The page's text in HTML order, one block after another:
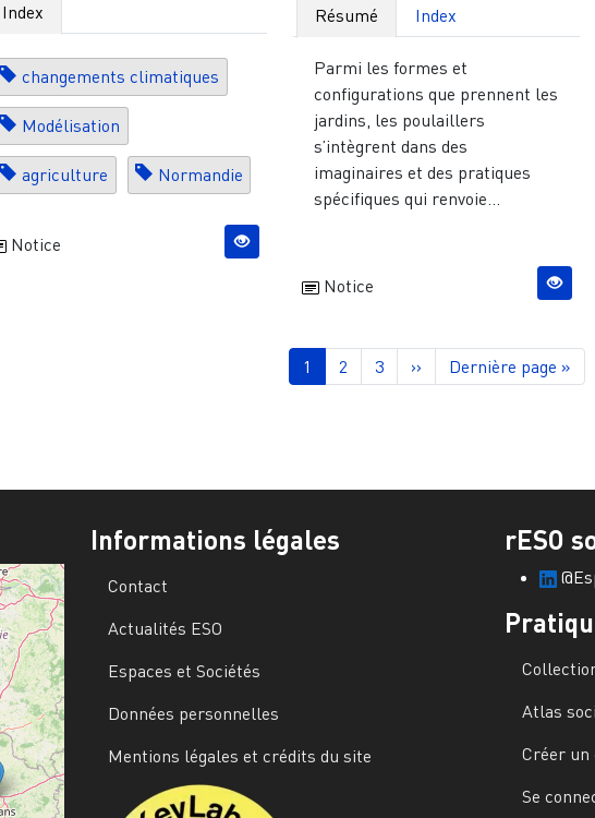
Index
changements climatiques
Modélisation
agriculture Normandie
Notice
Résumé Index
Parmi les formes et
configurations que prennent les
jardins, les poulaillers
s’intègrent dans des
imaginaires et des pratiques
spécifiques qui renvoie...
Notice
Page courante
1 Page
2 Page
3 Page suivante
›› Dernière page
Dernière page »
Informations légales
Contact
Actualités ESO
Espaces et Sociétés
Données personnelles
Mentions légales et crédits du site
rESO
Atlas
Créer un
Se